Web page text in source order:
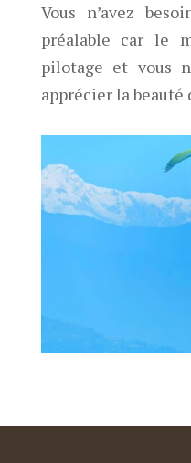
Vous n’avez
préalable car le
pilotage et vous
apprécier la beauté